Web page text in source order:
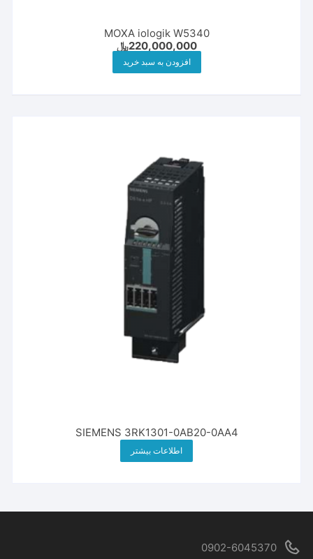
MOXA iologik W5340
220,000,000﷼
افزودن به سبد خرید
SIEMENS 3RK1301-0AB20-0AA4
اطلاعات بیشتر
0902-6045370